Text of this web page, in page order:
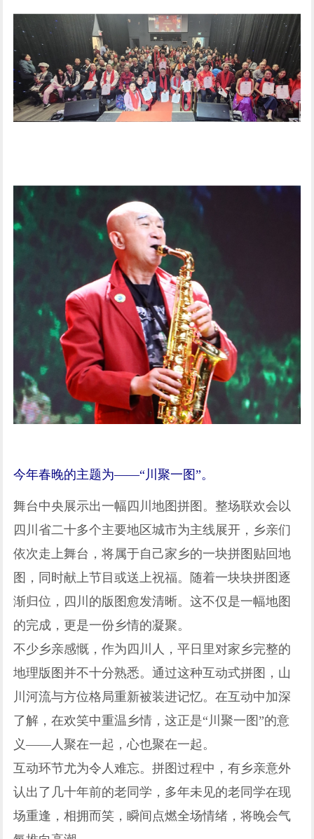
今年春晚的主题为——“川聚一图”。
舞台中央展示出一幅四川地图拼图。整场联欢会以
四川省二十多个主要地区城市为主线展开，乡亲们
依次走上舞台，将属于自己家乡的一块拼图贴回地
图，同时献上节目或送上祝福。随着一块块拼图逐
渐归位，四川的版图愈发清晰。这不仅是一幅地图
的完成，更是一份乡情的凝聚。
不少乡亲感慨，作为四川人，平日里对家乡完整的
地理版图并不十分熟悉。通过这种互动式拼图，山
川河流与方位格局重新被装进记忆。在互动中加深
了解，在欢笑中重温乡情，这正是“川聚一图”的意
义——人聚在一起，心也聚在一起。
互动环节尤为令人难忘。拼图过程中，有乡亲意外
认出了几十年前的老同学，多年未见的老同学在现
场重逢，相拥而笑，瞬间点燃全场情绪，将晚会气